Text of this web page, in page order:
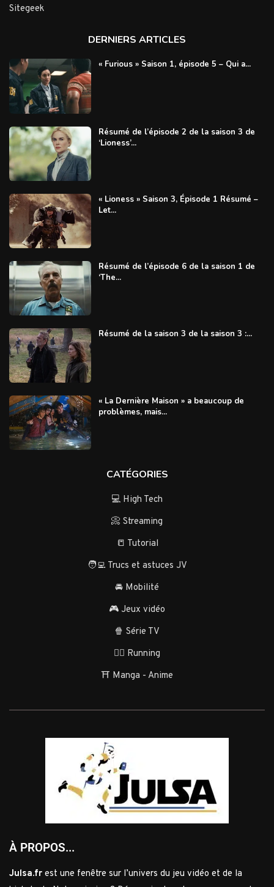
Sitegeek
DERNIERS ARTICLES
« Furious » Saison 1, épisode 5 – Qui a...
Résumé de l’épisode 2 de la saison 3 de
‘Lioness’...
« Lioness » Saison 3, Épisode 1 Résumé –
Let...
Résumé de l’épisode 6 de la saison 1 de
‘The...
Résumé de la saison 3 de la saison 3 :...
« La Dernière Maison » a beaucoup de
problèmes, mais...
CATÉGORIES
💻 High Tech
📀 Streaming
📒 Tutorial
🧑‍💻 Trucs et astuces JV
🚘 Mobilité
🎮 Jeux vidéo
🍿 Série TV
🏃‍♂️ Running
⛩️ Manga - Anime
À PROPOS...
Julsa.fr est une fenêtre sur l’univers du jeu vidéo et de la